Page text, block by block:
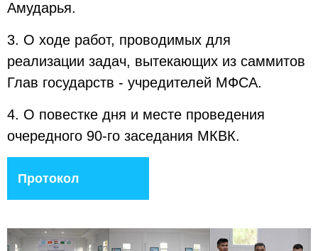
Амударья.
3. О ходе работ, проводимых для
реализации задач, вытекающих из саммитов
Глав государств - учредителей МФСА.
4. О повестке дня и месте проведения
очередного 90-го заседания МКВК.
Протокол